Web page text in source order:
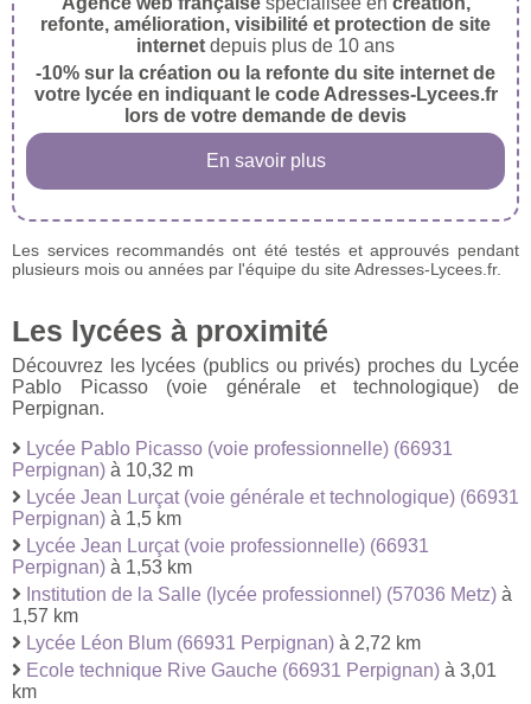
refonte, amélioration, visibilité et protection de site
internet depuis plus de 10 ans
-10% sur la création ou la refonte du site internet de
votre lycée en indiquant le code Adresses-Lycees.fr
lors de votre demande de devis
En savoir plus
Les services recommandés ont été testés et approuvés pendant
plusieurs mois ou années par l'équipe du site Adresses-Lycees.fr.
Les lycées à proximité
Découvrez les lycées (publics ou privés) proches du Lycée
Pablo Picasso (voie générale et technologique) de
Perpignan.
Lycée Pablo Picasso (voie professionnelle) (66931
Perpignan) à 10,32 m
Lycée Jean Lurçat (voie générale et technologique) (66931
Perpignan) à 1,5 km
Lycée Jean Lurçat (voie professionnelle) (66931
Perpignan) à 1,53 km
Institution de la Salle (lycée professionnel) (57036 Metz) à
1,57 km
Lycée Léon Blum (66931 Perpignan) à 2,72 km
Ecole technique Rive Gauche (66931 Perpignan) à 3,01
km